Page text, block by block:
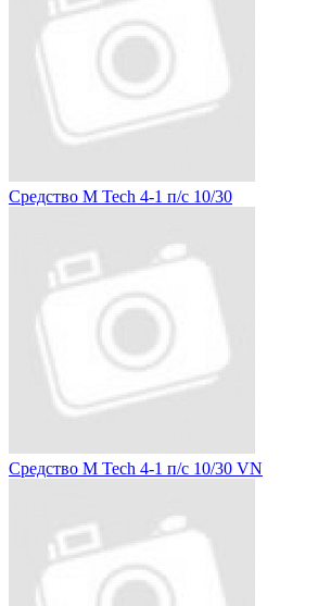
Средство M Tech 4-1 п/с 10/30
Средство M Tech 4-1 п/с 10/30 VN